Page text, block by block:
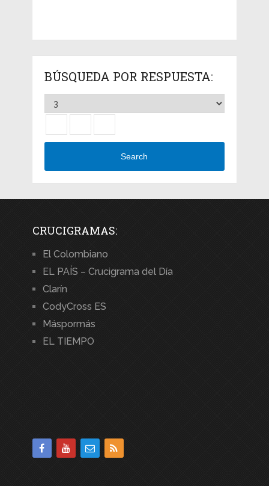
BÚSQUEDA POR RESPUESTA:
Search
CRUCIGRAMAS:
El Colombiano
EL PAÍS – Crucigrama del Día
Clarín
CodyCross ES
Máspormás
EL TIEMPO